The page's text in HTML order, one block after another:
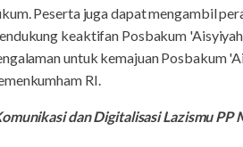
Peserta juga dapat mengambil
keaktifan Posbakum
untuk kemajuan Posbakum
RI.
dan Digitalisasi Lazismu PP